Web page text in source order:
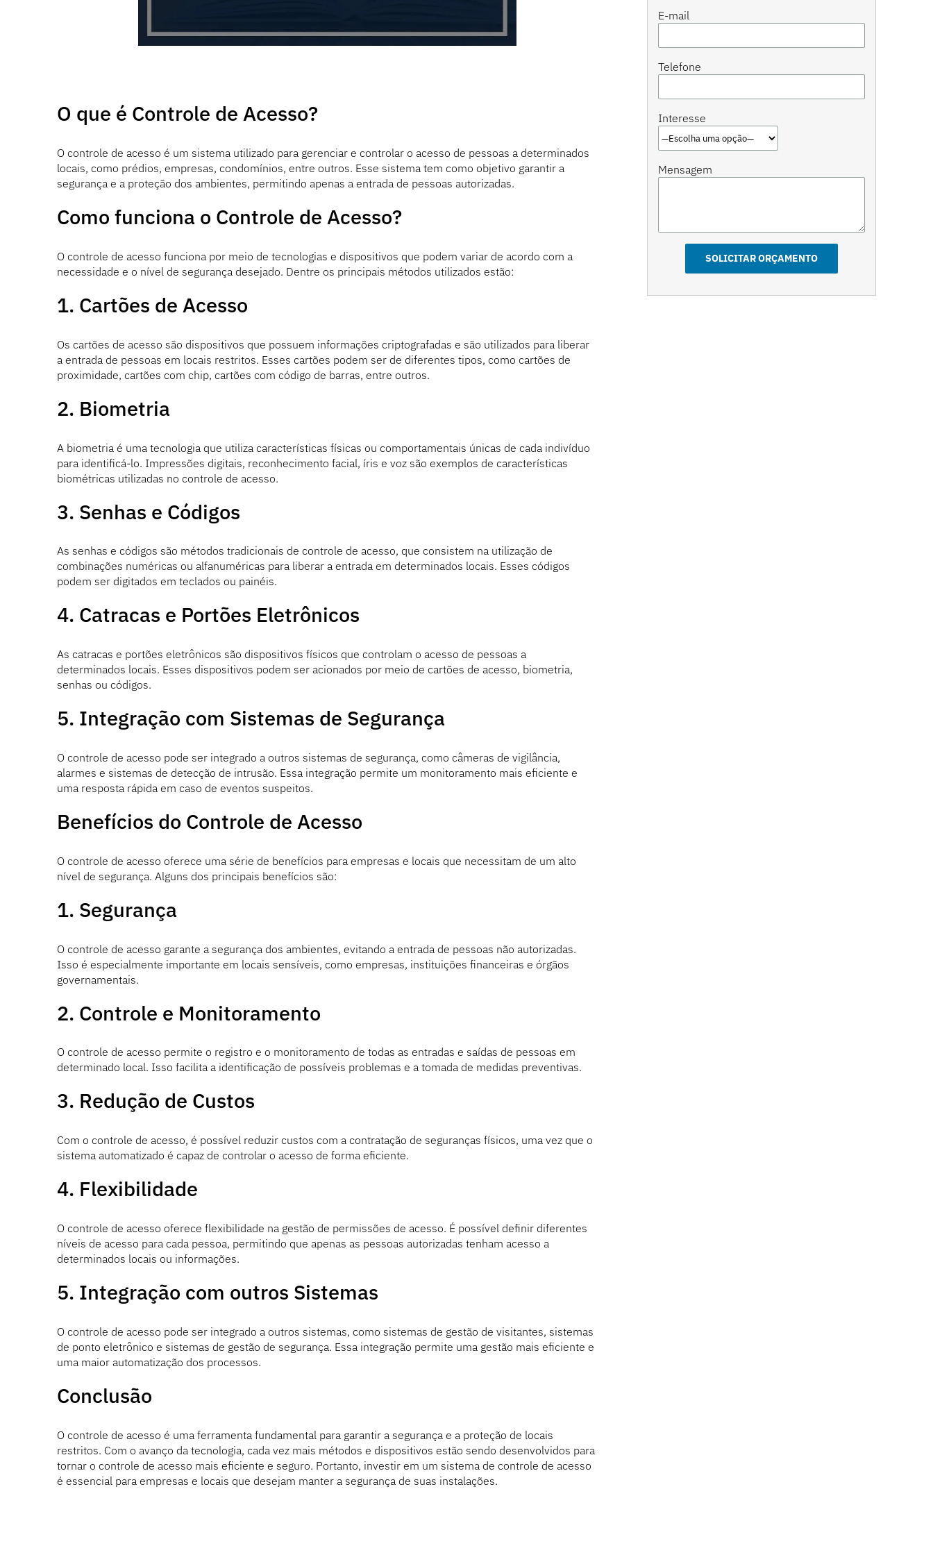
O que é Controle de Acesso?
O controle de acesso é um sistema utilizado para gerenciar e controlar o acesso de pessoas a determinados
locais, como prédios, empresas, condomínios, entre outros. Esse sistema tem como objetivo garantir a
segurança e a proteção dos ambientes, permitindo apenas a entrada de pessoas autorizadas.
Como funciona o Controle de Acesso?
O controle de acesso funciona por meio de tecnologias e dispositivos que podem variar de acordo com a
necessidade e o nível de segurança desejado. Dentre os principais métodos utilizados estão:
1. Cartões de Acesso
Os cartões de acesso são dispositivos que possuem informações criptografadas e são utilizados para liberar
a entrada de pessoas em locais restritos. Esses cartões podem ser de diferentes tipos, como cartões de
proximidade, cartões com chip, cartões com código de barras, entre outros.
2. Biometria
A biometria é uma tecnologia que utiliza características físicas ou comportamentais únicas de cada indivíduo
para identificá-lo. Impressões digitais, reconhecimento facial, íris e voz são exemplos de características
biométricas utilizadas no controle de acesso.
3. Senhas e Códigos
As senhas e códigos são métodos tradicionais de controle de acesso, que consistem na utilização de
combinações numéricas ou alfanuméricas para liberar a entrada em determinados locais. Esses códigos
podem ser digitados em teclados ou painéis.
4. Catracas e Portões Eletrônicos
As catracas e portões eletrônicos são dispositivos físicos que controlam o acesso de pessoas a
determinados locais. Esses dispositivos podem ser acionados por meio de cartões de acesso, biometria,
senhas ou códigos.
5. Integração com Sistemas de Segurança
O controle de acesso pode ser integrado a outros sistemas de segurança, como câmeras de vigilância,
alarmes e sistemas de detecção de intrusão. Essa integração permite um monitoramento mais eficiente e
uma resposta rápida em caso de eventos suspeitos.
Benefícios do Controle de Acesso
O controle de acesso oferece uma série de benefícios para empresas e locais que necessitam de um alto
nível de segurança. Alguns dos principais benefícios são:
1. Segurança
O controle de acesso garante a segurança dos ambientes, evitando a entrada de pessoas não autorizadas.
Isso é especialmente importante em locais sensíveis, como empresas, instituições financeiras e órgãos
governamentais.
2. Controle e Monitoramento
O controle de acesso permite o registro e o monitoramento de todas as entradas e saídas de pessoas em
determinado local. Isso facilita a identificação de possíveis problemas e a tomada de medidas preventivas.
3. Redução de Custos
Com o controle de acesso, é possível reduzir custos com a contratação de seguranças físicos, uma vez que o
sistema automatizado é capaz de controlar o acesso de forma eficiente.
4. Flexibilidade
O controle de acesso oferece flexibilidade na gestão de permissões de acesso. É possível definir diferentes
níveis de acesso para cada pessoa, permitindo que apenas as pessoas autorizadas tenham acesso a
determinados locais ou informações.
5. Integração com outros Sistemas
O controle de acesso pode ser integrado a outros sistemas, como sistemas de gestão de visitantes, sistemas
de ponto eletrônico e sistemas de gestão de segurança. Essa integração permite uma gestão mais eficiente e
uma maior automatização dos processos.
Conclusão
O controle de acesso é uma ferramenta fundamental para garantir a segurança e a proteção de locais
restritos. Com o avanço da tecnologia, cada vez mais métodos e dispositivos estão sendo desenvolvidos para
tornar o controle de acesso mais eficiente e seguro. Portanto, investir em um sistema de controle de acesso
é essencial para empresas e locais que desejam manter a segurança de suas instalações.
E-mail
Telefone
Interesse
Mensagem